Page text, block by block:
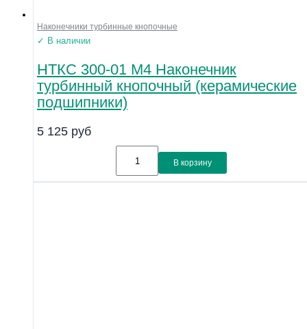
Наконечники турбинные кнопочные
✓ В наличии
НТКС 300-01 М4 Наконечник
турбинный кнопочный (керамические
подшипники)
5 125 руб
В корзину